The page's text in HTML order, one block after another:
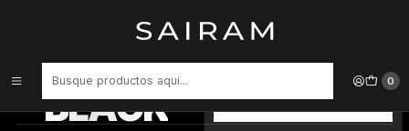
0
BLACK VER OFERTAS